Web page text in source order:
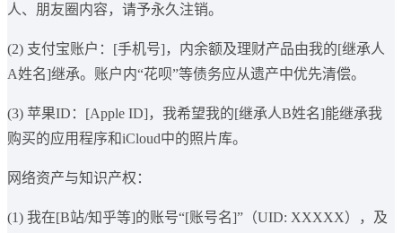
人、朋友圈内容，请予永久注销。
(2) 支付宝账户：[手机号]，内余额及理财产品由我的[继承人
A姓名]继承。账户内“花呗”等债务应从遗产中优先清偿。
(3) 苹果ID：[Apple ID]，我希望我的[继承人B姓名]能继承我
购买的应用程序和iCloud中的照片库。
网络资产与知识产权：
(1) 我在[B站/知乎等]的账号“[账号名]”（UID: XXXXX），及